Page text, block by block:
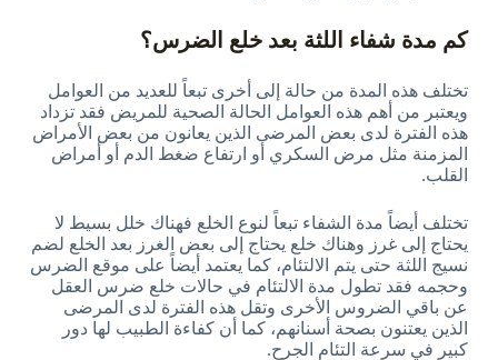
كم مدة شفاء اللثة بعد خلع الضرس؟
تختلف هذه المدة من حالة إلى أخرى تبعاً للعديد من العوامل
ويعتبر من أهم هذه العوامل الحالة الصحية للمريض فقد تزداد
هذه الفترة لدى بعض المرضى الذين يعانون من بعض الأمراض
المزمنة مثل مرض السكري أو ارتفاع ضغط الدم أو أمراض
القلب.
تختلف أيضاً مدة الشفاء تبعاً لنوع الخلع فهناك خلل بسيط لا
يحتاج إلى غرز وهناك خلع يحتاج إلى بعض الغرز بعد الخلع لضم
نسيج اللثة حتى يتم الالتئام، كما يعتمد أيضاً على موقع الضرس
وحجمه فقد تطول مدة الالتئام في حالات خلع ضرس العقل
عن باقي الضروس الأخرى وتقل هذه الفترة لدى المرضى
الذين يعتنون بصحة أسنانهم، كما أن كفاءة الطبيب لها دور
كبير في سرعة التئام الجرح.